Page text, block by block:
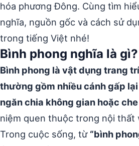
hóa phương Đông. Cùng tìm
nghĩa, nguồn gốc và cách sử
trong tiếng Việt nhé!
Bình phong nghĩa là gì?
Bình phong là vật dụng trang
thường gồm nhiều cánh gấp
ngăn chia không gian hoặc
niệm quen thuộc trong nội thất
Trong cuộc sống, từ “bình